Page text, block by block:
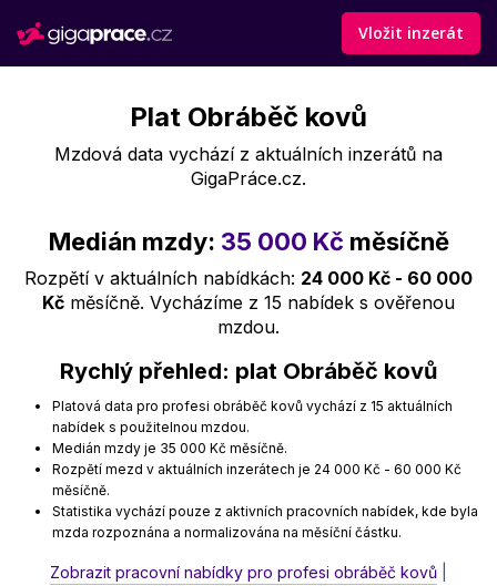
Vložit inzerát
Plat Obráběč kovů
Mzdová data vychází z aktuálních inzerátů na
GigaPráce.cz.
Medián mzdy: 35 000 Kč měsíčně
Rozpětí v aktuálních nabídkách: 24 000 Kč - 60 000
Kč měsíčně. Vycházíme z 15 nabídek s ověřenou
mzdou.
Rychlý přehled: plat Obráběč kovů
Platová data pro profesi obráběč kovů vychází z 15 aktuálních
nabídek s použitelnou mzdou.
Medián mzdy je 35 000 Kč měsíčně.
Rozpětí mezd v aktuálních inzerátech je 24 000 Kč - 60 000 Kč
měsíčně.
Statistika vychází pouze z aktivních pracovních nabídek, kde byla
mzda rozpoznána a normalizována na měsíční částku.
Zobrazit pracovní nabídky pro profesi obráběč kovů